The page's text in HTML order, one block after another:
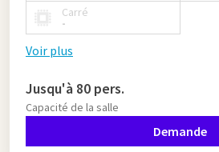
Carré
-
Voir plus
Jusqu'à 80 pers.
Capacité de la salle
Demande